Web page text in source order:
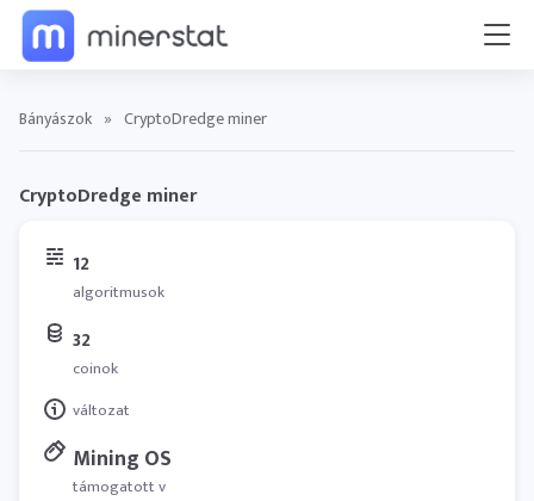
Bányászok » CryptoDredge miner
CryptoDredge miner
12
algoritmusok
32
coinok
változat
Mining OS
támogatott v